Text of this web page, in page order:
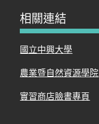
相關連結
國立中興大學
農業暨自然資源學院
實習商店臉書專頁